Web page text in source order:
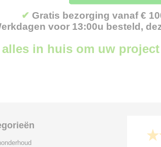
✔ Gratis bezorging vanaf €
voor 13:00u besteld,
in huis om uw